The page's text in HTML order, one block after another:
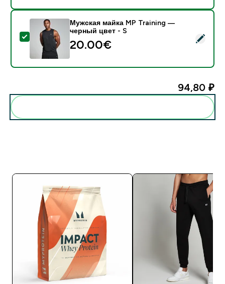
- Мужская майка MP Training — черный цвет - S
Мужская майка MP Training —
черный цвет - S
20.00€‎
94,80 ₽‎